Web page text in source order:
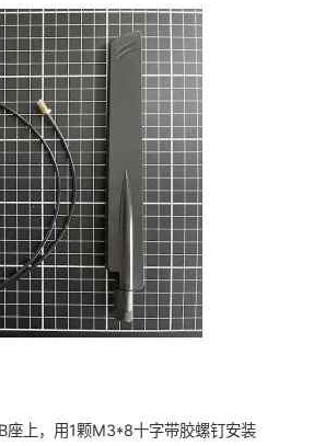
座上，用1颗M3*8十字带胶螺钉安装